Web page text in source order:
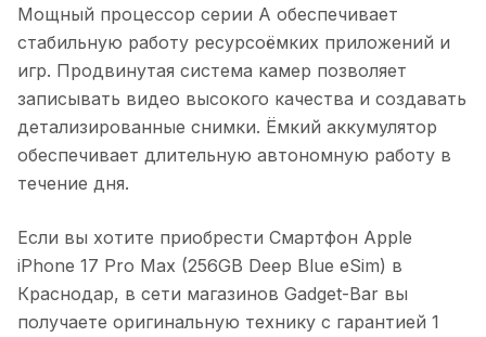
Мощный процессор серии A обеспечивает
стабильную работу ресурсоёмких приложений и
игр. Продвинутая система камер позволяет
записывать видео высокого качества и создавать
детализированные снимки. Ёмкий аккумулятор
обеспечивает длительную автономную работу в
течение дня.
Если вы хотите приобрести Смартфон Apple
iPhone 17 Pro Max (256GB Deep Blue eSim) в
Краснодар, в сети магазинов Gadget-Bar вы
получаете оригинальную технику с гарантией 1